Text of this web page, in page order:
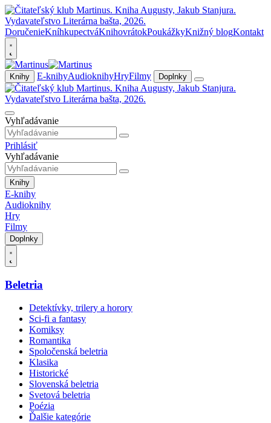
DoručenieKníhkupectváKnihovrátokPoukážkyKnižný blogKontakt
Knihy E-knihyAudioknihyHryFilmy Doplnky
Vyhľadávanie
Prihlásiť
Vyhľadávanie
Knihy
E-knihy
Audioknihy
Hry
Filmy
Doplnky
Beletria
Detektívky, trilery a horory
Sci-fi a fantasy
Komiksy
Romantika
Spoločenská beletria
Klasika
Historické
Slovenská beletria
Svetová beletria
Poézia
Ďalšie kategórie